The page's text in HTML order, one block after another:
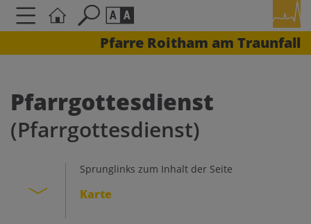
Pfarre Roitham am Traunfall
Schriftgröße
AAA
Kontrasteinstellungen
A
Pfarrgottesdienst
(Pfarrgottesdienst)
Sprunglinks zum Inhalt der Seite
Karte